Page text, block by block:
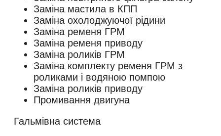
Заміна мастила в КПП
Заміна охолоджуючої рідини
Заміна ременя ГРМ
Заміна ременя приводу
Заміна роликів ГРМ
Заміна комплекту ременя ГРМ з
роликами і водяною помпою
Заміна роликів приводу
Промивання двигуна
Гальмівна система